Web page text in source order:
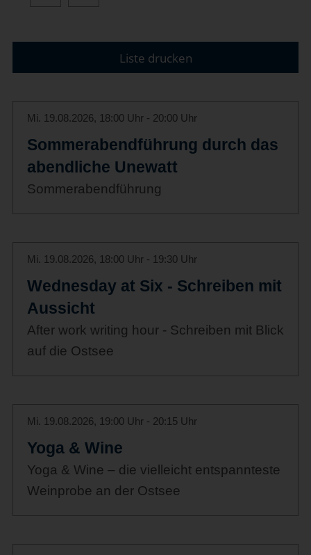
Liste drucken
Mi. 19.08.2026, 18:00 Uhr - 20:00 Uhr
Sommerabendführung durch das
abendliche Unewatt
Sommerabendführung
Mi. 19.08.2026, 18:00 Uhr - 19:30 Uhr
Wednesday at Six - Schreiben mit
Aussicht
After work writing hour - Schreiben mit Blick
auf die Ostsee
Mi. 19.08.2026, 19:00 Uhr - 20:15 Uhr
Yoga & Wine
Yoga & Wine – die vielleicht entspannteste
Weinprobe an der Ostsee